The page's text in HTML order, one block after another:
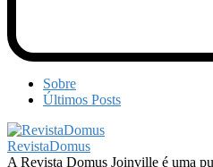
Sobre
Últimos Posts
RevistaDomus
A Revista Domus Joinville é uma